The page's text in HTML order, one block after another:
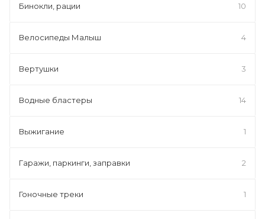
Бинокли, рации 10
Велосипеды Малыш 4
Вертушки 3
Водные бластеры 14
Выжигание 1
Гаражи, паркинги, заправки 2
Гоночные треки 1